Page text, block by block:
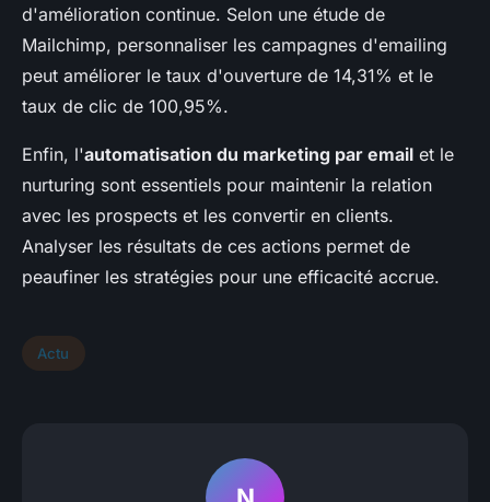
d'amélioration continue. Selon une étude de
Mailchimp, personnaliser les campagnes d'emailing
peut améliorer le taux d'ouverture de 14,31% et le
taux de clic de 100,95%.
Enfin, l'automatisation du marketing par email et le
nurturing sont essentiels pour maintenir la relation
avec les prospects et les convertir en clients.
Analyser les résultats de ces actions permet de
peaufiner les stratégies pour une efficacité accrue.
Actu